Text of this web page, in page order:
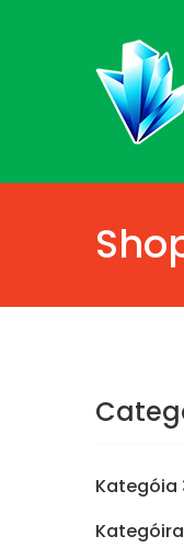
Kategóia
Kategóira